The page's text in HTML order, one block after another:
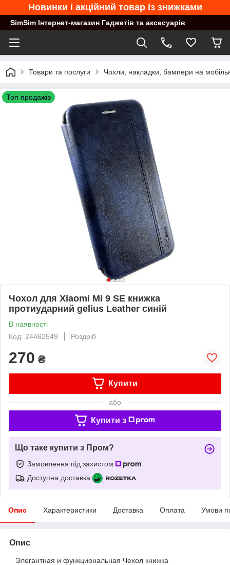
Новинки і акційний товар із знижками
SimSim Інтернет-магазин Гаджетів та аксесуарів
Товари та послуги Чохли, накладки, бампери на
Топ продажів
Чохол для Xiaomi Mi 9 SE книжка
протиударний gelius Leather синій
В наявності
Код: 24462549
Роздріб
270 ₴
Купити
або
Купити з
Що таке купити з Пром?
Замовлення під захистом
Доступна доставка
Опис Характеристики Доставка Оплата Умови
Опис
Элегантная и функциональная Чехол книжка